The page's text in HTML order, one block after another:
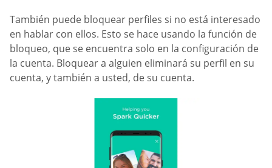
También puede bloquear perfiles si no está interesado
en hablar con ellos. Esto se hace usando la función de
bloqueo, que se encuentra solo en la configuración de
la cuenta. Bloquear a alguien eliminará su perfil en su
cuenta, y también a usted, de su cuenta.